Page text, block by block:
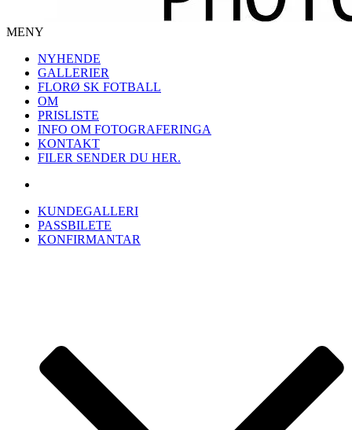
MENY
NYHENDE
GALLERIER
FLORØ SK FOTBALL
OM
PRISLISTE
INFO OM FOTOGRAFERINGA
KONTAKT
FILER SENDER DU HER.
KUNDEGALLERI
PASSBILETE
KONFIRMANTAR